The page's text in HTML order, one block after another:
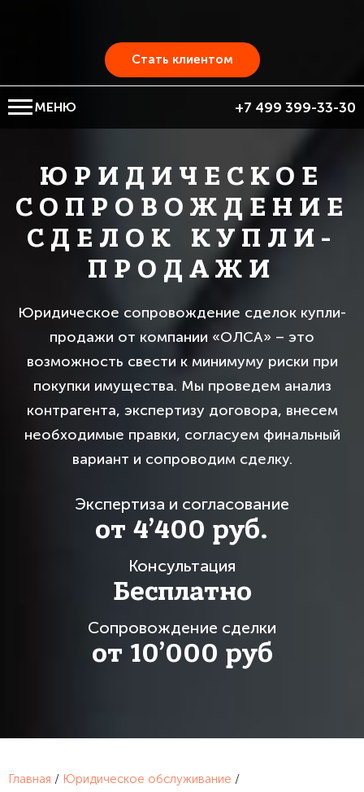
Стать клиентом
МЕНЮ +7 499 399-33-30
ЮРИДИЧЕСКОЕ
СОПРОВОЖДЕНИЕ
СДЕЛОК КУПЛИ-
ПРОДАЖИ
Юридическое сопровождение сделок купли-
продажи от компании «ОЛСА» – это
возможность свести к минимуму риски при
покупки имущества. Мы проведем анализ
контрагента, экспертизу договора, внесем
необходимые правки, согласуем финальный
вариант и сопроводим сделку.
Экспертиза и согласование
от 4’400 руб.
Консультация
Бесплатно
Сопровождение сделки
от 10’000 руб
Главная / Юридическое обслуживание /